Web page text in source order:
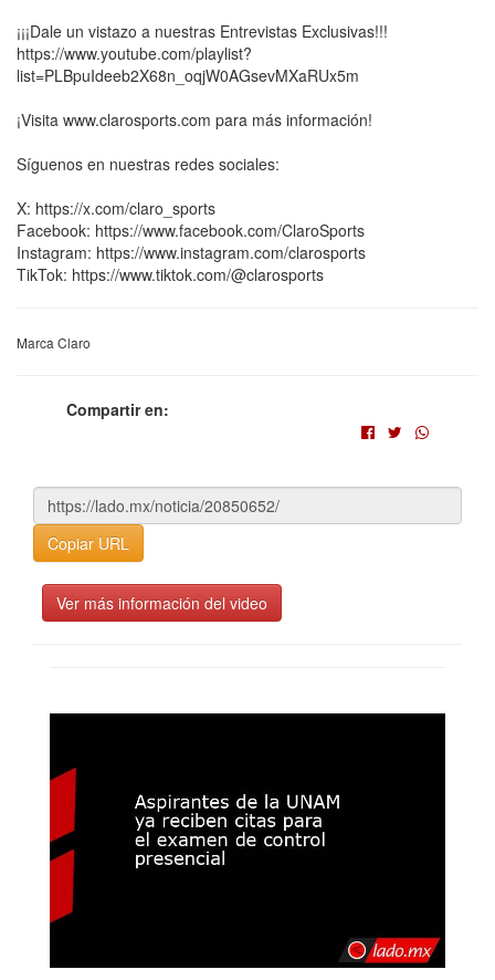
¡¡¡Dale un vistazo a nuestras Entrevistas Exclusivas!!!
https://www.youtube.com/playlist?
list=PLBpuIdeeb2X68n_oqjW0AGsevMXaRUx5m
¡Visita www.clarosports.com para más información!
Síguenos en nuestras redes sociales:
X: https://x.com/claro_sports
Facebook: https://www.facebook.com/ClaroSports
Instagram: https://www.instagram.com/clarosports
TikTok: https://www.tiktok.com/@clarosports
Marca Claro
Compartir en:
Copiar URL
Ver más información del video